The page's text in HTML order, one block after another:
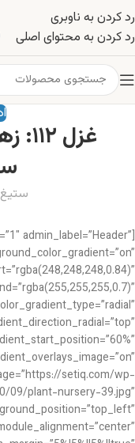
رد کردن به ناوبری
رد کردن به محتوای اصلی
ستیغ
admin_label=”Header”
setiq.com/wp-
09/plant-nursery-39.jpg”